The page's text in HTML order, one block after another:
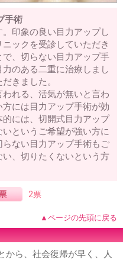
手術
印象の良い目力アップし
ックを受診していただき
、切らない目力アップ手
のある二重に治療しまし
きました。
れる、活気が無いと言わ
には目力アップ手術が効
には、切開式目力アップ
というご希望が強い方に
ない目力アップ手術もご
、切りたくないという方
2票
▲ページの先頭に戻る
から、社会復帰が早く、人